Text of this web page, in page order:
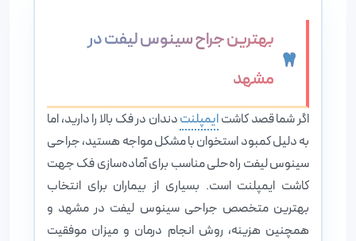
بهترین جراح سینوس لیفت در
مشهد
اگر شما قصد کاشتایمپلنتدندان در فک بالا را دارید، اما
به دلیل کمبود استخوان با مشکل مواجه هستید، جراحی
سینوس لیفت راه‌حلی مناسب برای آماده‌سازی فک جهت
کاشت ایمپلنت است. بسیاری از بیماران برای انتخاب
بهترین متخصص جراحی سینوس لیفت در مشهد و
همچنین هزینه، روش انجام درمان و میزان موفقیت